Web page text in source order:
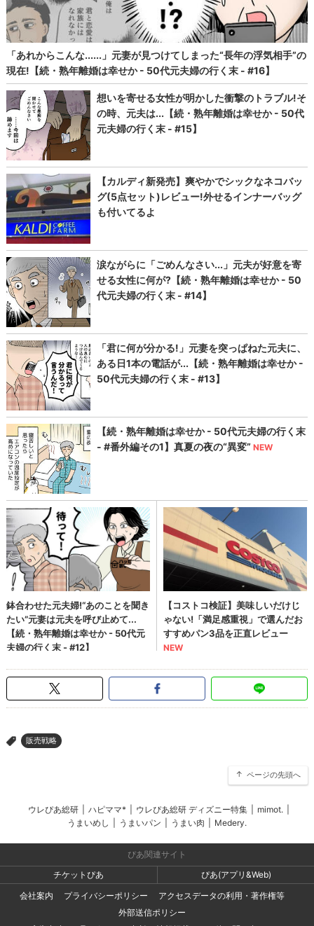
> 販売戦略
ページの先頭へ
ウレぴあ総研 ハピママ* ウレぴあ総研 ディズニー特集 mimot.
うまいめし
うまいパン うまい肉 Medery.
ぴあ関連サイト
チケットぴあ
ぴあ(アプリ&Web)
会社案内
プライバシーポリシー
アクセスデータの利用・著作権等
外部送信ポリシー